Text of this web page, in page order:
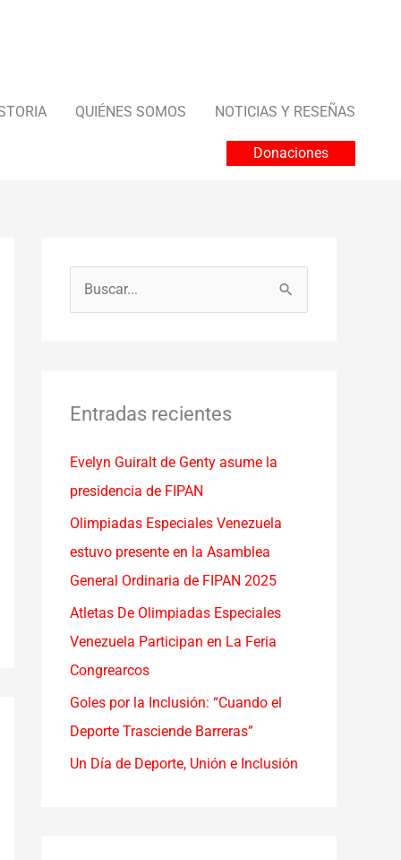
QUIÉNES SOMOS NOTICIAS Y RESEÑAS
Donaciones
a
p
o
r
:
Entradas recientes
Evelyn Guiralt de Genty asume la
presidencia de FIPAN
Olimpiadas Especiales Venezuela
estuvo presente en la Asamblea
General Ordinaria de FIPAN 2025
Atletas De Olimpiadas Especiales
Venezuela Participan en La Feria
Congrearcos
Goles por la Inclusión: “Cuando el
Deporte Trasciende Barreras”
Un Día de Deporte, Unión e Inclusión